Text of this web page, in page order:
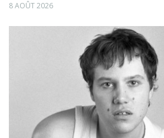
8 AOÛT 2026